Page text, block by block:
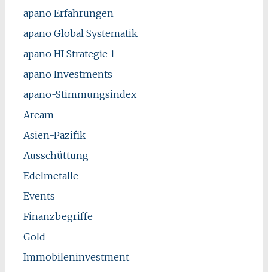
apano Erfahrungen
apano Global Systematik
apano HI Strategie 1
apano Investments
apano-Stimmungsindex
Aream
Asien-Pazifik
Ausschüttung
Edelmetalle
Events
Finanzbegriffe
Gold
Immobileninvestment